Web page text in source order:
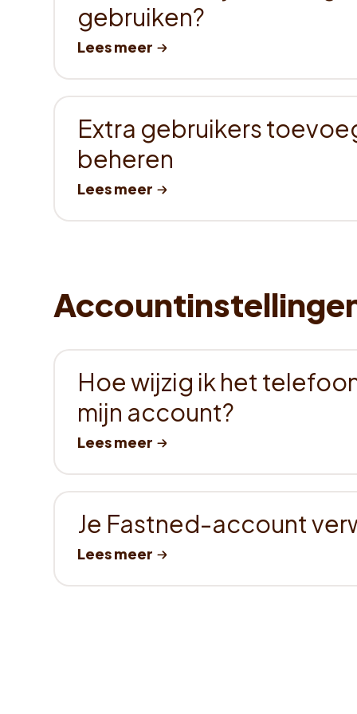
gebruiken?
Extra gebruikers
beheren
Hoe wijzig ik het
mijn account?
Je Fastned-account